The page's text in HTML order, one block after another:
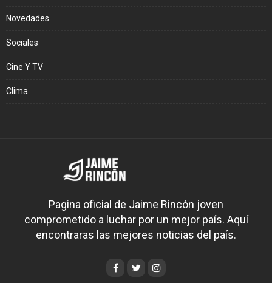
Novedades
Sociales
Cine Y TV
Clima
Pagina oficial de Jaime Rincón joven
comprometido a luchar por un mejor país. Aquí
encontraras las mejores noticias del país.